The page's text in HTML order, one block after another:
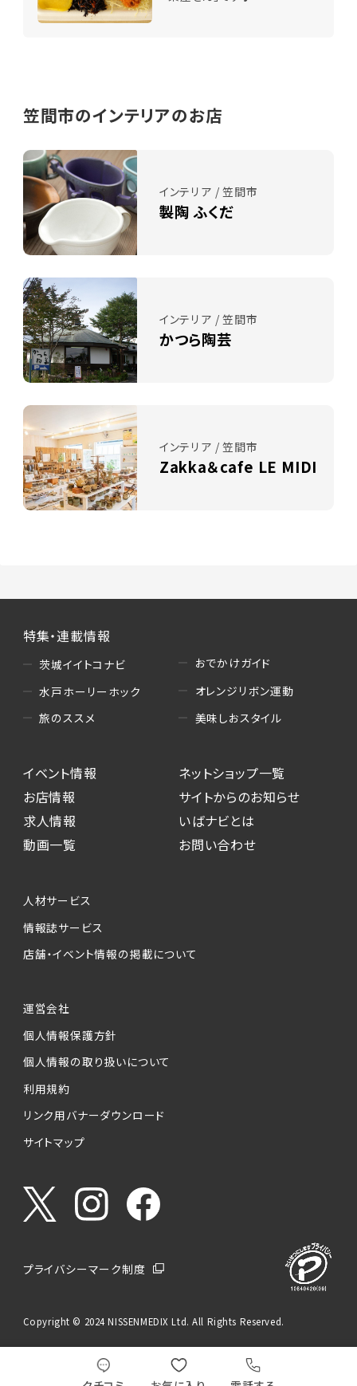
笠間市のインテリアのお店
インテリア / 笠間市
製陶 ふくだ
インテリア / 笠間市
かつら陶芸
インテリア / 笠間市
Zakka＆cafe LE MIDI
特集・連載情報
茨城イイトコナビ
水戸ホーリーホック
旅のススメ
おでかけガイド
オレンジリボン運動
美味しおスタイル
イベント情報
お店情報
求人情報
動画一覧
ネットショップ一覧
サイトからのお知らせ
いばナビとは
お問い合わせ
人材サービス
情報誌サービス
店舗・イベント情報の掲載について
運営会社
個人情報保護方針
個人情報の取り扱いについて
利用規約
リンク用バナーダウンロード
サイトマップ
プライバシーマーク制度
Copyright © 2024 NISSENMEDIX Ltd. All Rights Reserved.